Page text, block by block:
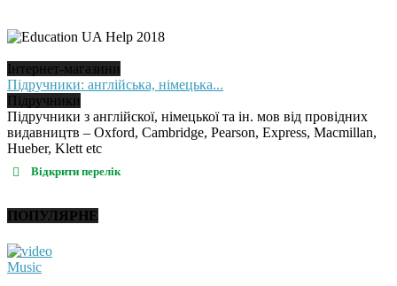
Інтернет-магазини
Підручники: англійська, німецька...
Підручники
Підручники з англійскої, німецької та ін. мов від провідних
видавництв – Oxford, Cambridge, Pearson, Express, Macmillan,
Hueber, Klett etc
Відкрити перелік
ПОПУЛЯРНЕ
Music